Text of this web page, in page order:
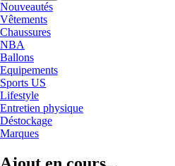
Nouveautés
Vêtements
Chaussures
NBA
Ballons
Equipements
Sports US
Lifestyle
Entretien physique
Déstockage
Marques